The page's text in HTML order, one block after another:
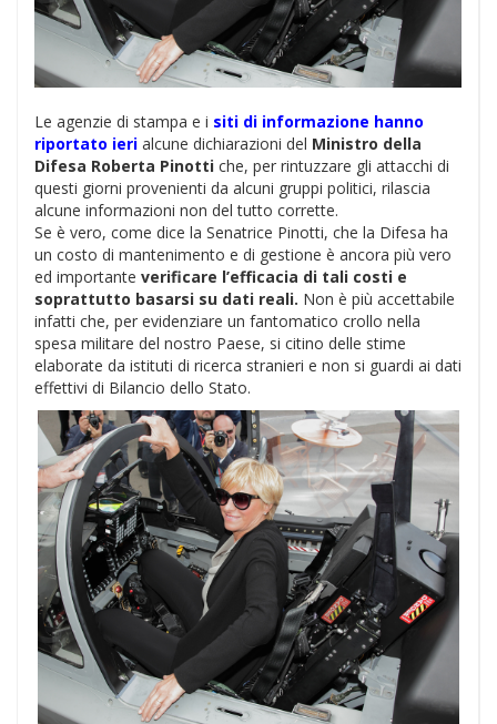
Le agenzie di stampa e i siti di informazione hanno
riportato ieri alcune dichiarazioni del Ministro della
Difesa Roberta Pinotti che, per rintuzzare gli attacchi di
questi giorni provenienti da alcuni gruppi politici, rilascia
alcune informazioni non del tutto corrette.
Se è vero, come dice la Senatrice Pinotti, che la Difesa ha
un costo di mantenimento e di gestione è ancora più vero
ed importante verificare l’efficacia di tali costi e
soprattutto basarsi su dati reali. Non è più accettabile
infatti che, per evidenziare un fantomatico crollo nella
spesa militare del nostro Paese, si citino delle stime
elaborate da istituti di ricerca stranieri e non si guardi ai dati
effettivi di Bilancio dello Stato.